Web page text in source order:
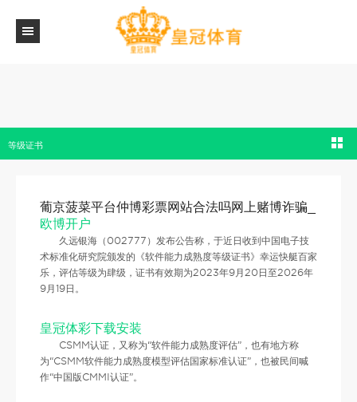
等级证书
葡京菠菜平台仲博彩票网站合法吗网上赌博诈骗_
欧博开户
久远银海（002777）发布公告称，于近日收到中国电子技
术标准化研究院颁发的《软件能力成熟度等级证书》幸运快艇百家
乐，评估等级为肆级，证书有效期为2023年9月20日至2026年
9月19日。
皇冠体彩下载安装
CSMM认证，又称为“软件能力成熟度评估”，也有地方称
为“CSMM软件能力成熟度模型评估国家标准认证”，也被民间喊
作“中国版CMMI认证”。